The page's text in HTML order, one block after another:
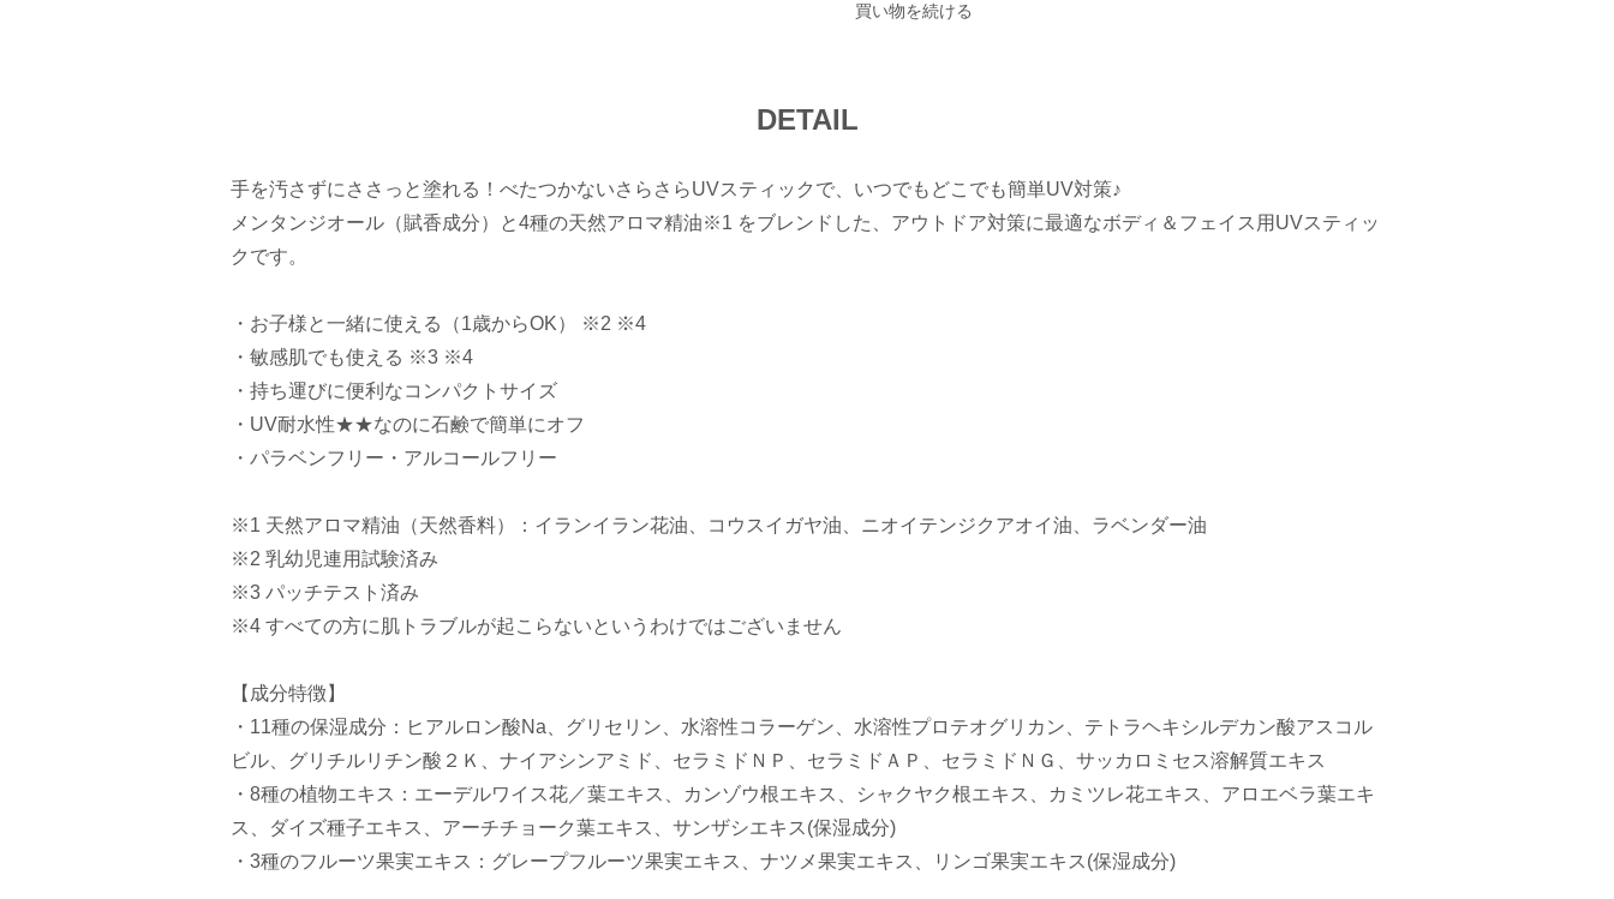
買い物を続ける
DETAIL
手を汚さずにささっと塗れる！べたつかないさらさらUVスティックで、いつでもどこでも簡単UV対策♪
メンタンジオール（賦香成分）と4種の天然アロマ精油※1 をブレンドした、アウトドア対策に最適なボディ＆フェイス用UVスティッ
クです。
・お子様と一緒に使える（1歳からOK） ※2 ※4
・敏感肌でも使える ※3 ※4
・持ち運びに便利なコンパクトサイズ
・UV耐水性★★なのに石鹸で簡単にオフ
・パラベンフリー・アルコールフリー
※1 天然アロマ精油（天然香料）：イランイラン花油、コウスイガヤ油、ニオイテンジクアオイ油、ラベンダー油
※2 乳幼児連用試験済み
※3 パッチテスト済み
※4 すべての方に肌トラブルが起こらないというわけではございません
【成分特徴】
・11種の保湿成分：ヒアルロン酸Na、グリセリン、水溶性コラーゲン、水溶性プロテオグリカン、テトラヘキシルデカン酸アスコル
ビル、グリチルリチン酸２Ｋ、ナイアシンアミド、セラミドＮＰ、セラミドＡＰ、セラミドＮＧ、サッカロミセス溶解質エキス
・8種の植物エキス：エーデルワイス花／葉エキス、カンゾウ根エキス、シャクヤク根エキス、カミツレ花エキス、アロエベラ葉エキ
ス、ダイズ種子エキス、アーチチョーク葉エキス、サンザシエキス(保湿成分)
・3種のフルーツ果実エキス：グレープフルーツ果実エキス、ナツメ果実エキス、リンゴ果実エキス(保湿成分)